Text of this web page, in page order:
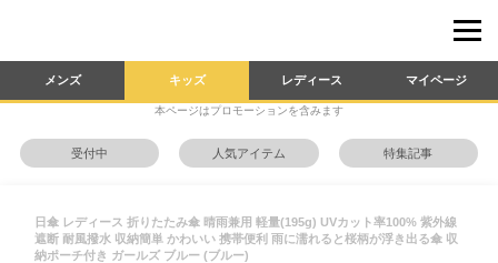
メンズ キッズ レディース マイページ
本ページはプロモーションを含みます
受付中 人気アイテム 特集記事
日傘 レディース 折りたたみ傘 晴雨兼用 軽量(195g) UVカット率100% 紫外線
遮断 耐風撥水 収納簡単 かわいい 携帯便利 雨に濡れると桜柄が浮き出る傘 収
納ポーチ付き ガールズ ブルー (ブルー)